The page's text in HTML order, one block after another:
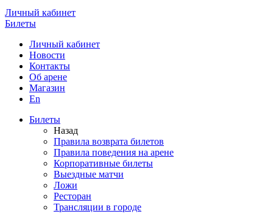
Личный кабинет
Билеты
Личный кабинет
Новости
Контакты
Об арене
Магазин
En
Билеты
Назад
Правила возврата билетов
Правила поведения на арене
Корпоративные билеты
Выездные матчи
Ложи
Ресторан
Трансляции в городе